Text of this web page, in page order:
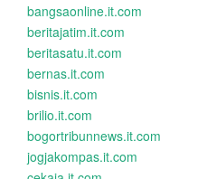
bangsaonline.it.com
beritajatim.it.com
beritasatu.it.com
bernas.it.com
bisnis.it.com
brilio.it.com
bogortribunnews.it.com
jogjakompas.it.com